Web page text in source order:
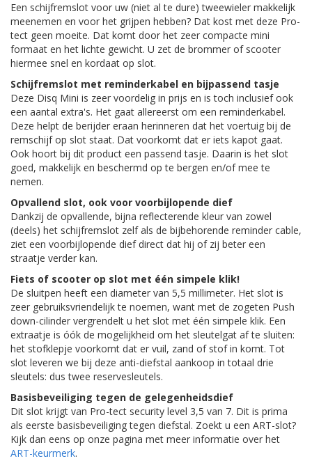
Een schijfremslot voor uw (niet al te dure) tweewieler makkelijk
meenemen en voor het grijpen hebben? Dat kost met deze Pro-
tect geen moeite. Dat komt door het zeer compacte mini
formaat en het lichte gewicht. U zet de brommer of scooter
hiermee snel en kordaat op slot.
Schijfremslot met reminderkabel en bijpassend tasje
Deze Disq Mini is zeer voordelig in prijs en is toch inclusief ook
een aantal extra's. Het gaat allereerst om een reminderkabel.
Deze helpt de berijder eraan herinneren dat het voertuig bij de
remschijf op slot staat. Dat voorkomt dat er iets kapot gaat.
Ook hoort bij dit product een passend tasje. Daarin is het slot
goed, makkelijk en beschermd op te bergen en/of mee te
nemen.
Opvallend slot, ook voor voorbijlopende dief
Dankzij de opvallende, bijna reflecterende kleur van zowel
(deels) het schijfremslot zelf als de bijbehorende reminder cable,
ziet een voorbijlopende dief direct dat hij of zij beter een
straatje verder kan.
Fiets of scooter op slot met één simpele klik!
De sluitpen heeft een diameter van 5,5 millimeter. Het slot is
zeer gebruiksvriendelijk te noemen, want met de zogeten Push
down-cilinder vergrendelt u het slot met één simpele klik. Een
extraatje is óók de mogelijkheid om het sleutelgat af te sluiten:
het stofklepje voorkomt dat er vuil, zand of stof in komt. Tot
slot leveren we bij deze anti-diefstal aankoop in totaal drie
sleutels: dus twee reservesleutels.
Basisbeveiliging tegen de gelegenheidsdief
Dit slot krijgt van Pro-tect security level 3,5 van 7. Dit is prima
als eerste basisbeveiliging tegen diefstal. Zoekt u een ART-slot?
Kijk dan eens op onze pagina met meer informatie over het
ART-keurmerk.